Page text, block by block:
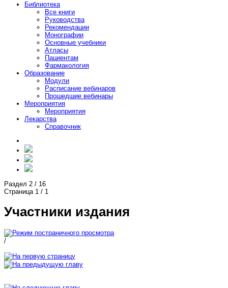
Библиотека
Все книги
Руководства
Рекомендации
Монографии
Основные учебники
Атласы
Пациентам
Фармакология
Образование
Модули
Расписание вебинаров
Прошедшие вебинары
Мероприятия
Мероприятия
Лекарства
Справочник
Раздел 2 / 16
Страница 1 / 1
Участники издания
/